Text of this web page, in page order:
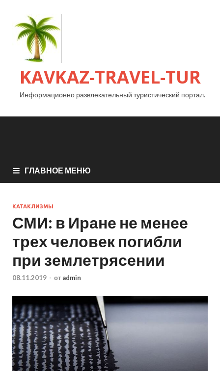
KAVKAZ-TRAVEL-TUR
Информационно развлекательный туристический портал.
ГЛАВНОЕ МЕНЮ
КАТАКЛИЗМЫ
СМИ: в Иране не менее
трех человек погибли
при землетрясении
08.11.2019 - от admin